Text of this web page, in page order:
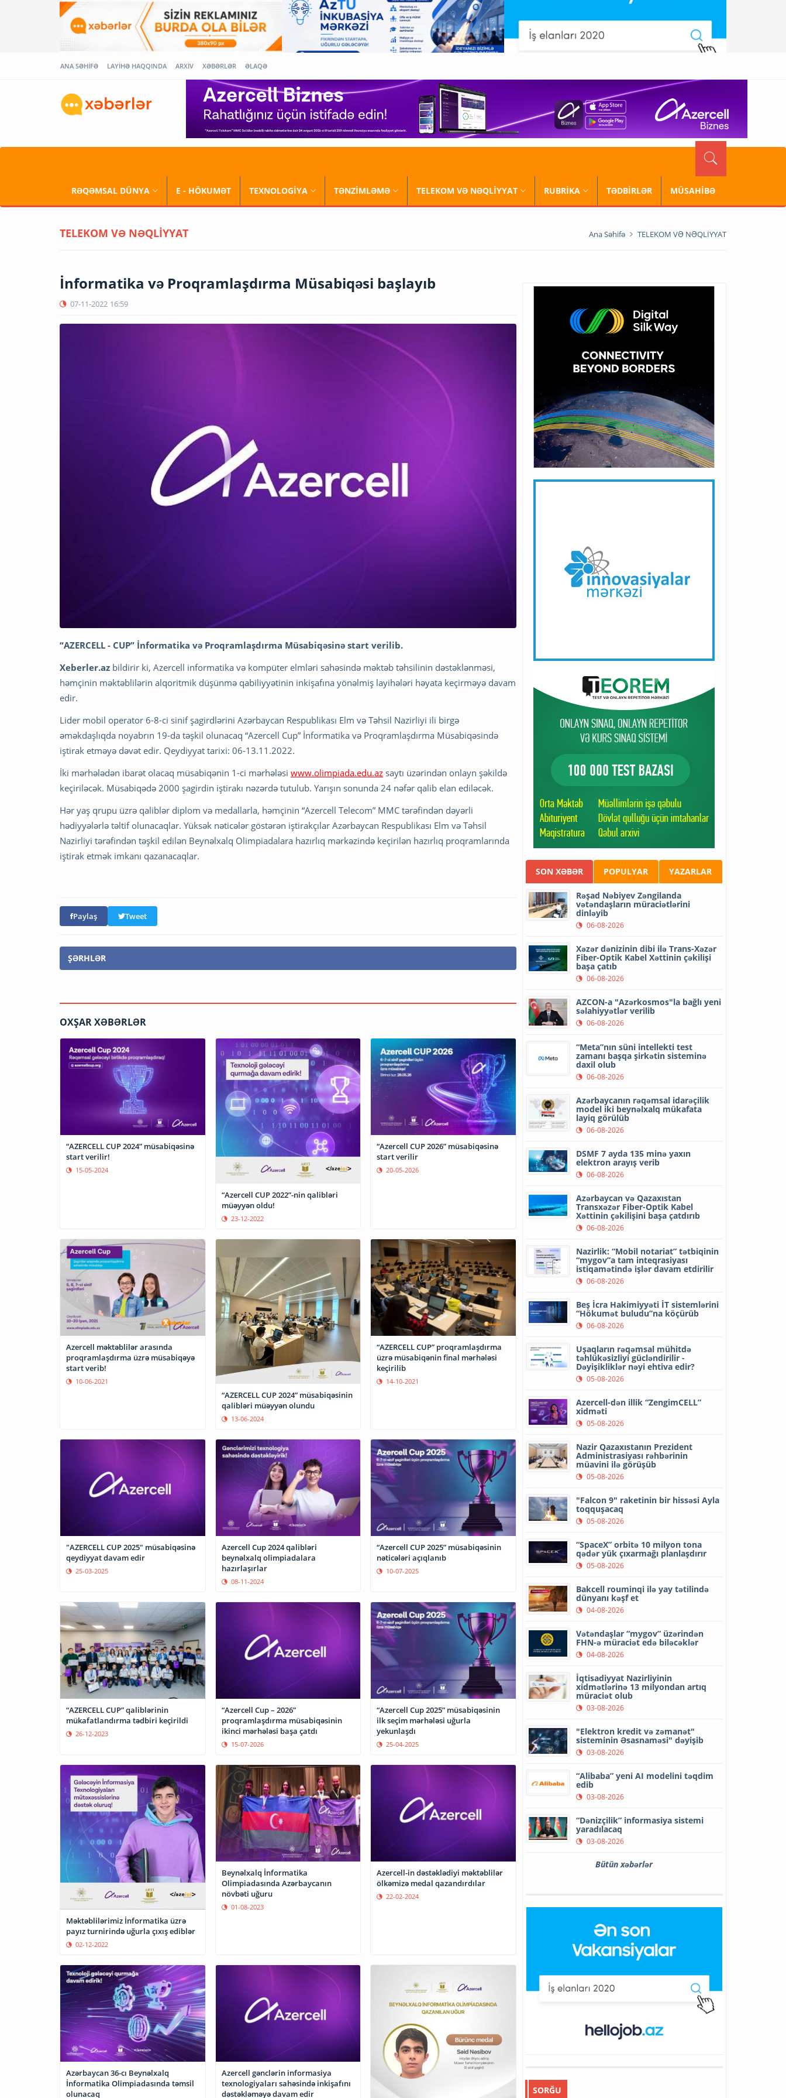
ANA SƏHİFƏ LAYİHƏ HAQQINDA ARXİV XƏBƏRLƏR ƏLAQƏ
RƏQƏMSAL DÜNYA E - HÖKUMƏT TEXNOLOGİYA TƏNZİMLƏMƏ TELEKOM VƏ NƏQLİYYAT RUBRİKA TƏDBİRLƏR MÜSAHİBƏ
TELEKOM VƏ NƏQLİYYAT Ana Səhifə TELEKOM VƏ NƏQLİYYAT
İnformatika və Proqramlaşdırma Müsabiqəsi başlayıb
07-11-2022 16:59
“AZERCELL - CUP” İnformatika və Proqramlaşdırma Müsabiqəsinə start verilib.
Xeberler.az bildirir ki, Azercell informatika və kompüter elmləri sahəsində məktəb təhsilinin dəstəklənməsi,
həmçinin məktəblilərin alqoritmik düşünmə qabiliyyətinin inkişafına yönəlmiş layihələri həyata keçirməyə davam
edir.
Lider mobil operator 6-8-ci sinif şagirdlərini Azərbaycan Respublikası Elm və Təhsil Nazirliyi ili birgə
əməkdaşlıqda noyabrın 19-da təşkil olunacaq “Azercell Cup” İnformatika və Proqramlaşdırma Müsabiqəsində
iştirak etməyə dəvət edir. Qeydiyyat tarixi: 06-13.11.2022.
İki mərhələdən ibarət olacaq müsabiqənin 1-ci mərhələsi www.olimpiada.edu.az saytı üzərindən onlayn şəkildə
keçiriləcək. Müsabiqədə 2000 şagirdin iştirakı nəzərdə tutulub. Yarışın sonunda 24 nəfər qalib elan ediləcək.
Hər yaş qrupu üzrə qaliblər diplom və medallarla, həmçinin “Azercell Telecom” MMC tərəfindən dəyərli
hədiyyələrlə təltif olunacaqlar. Yüksək nəticələr göstərən iştirakçılar Azərbaycan Respublikası Elm və Təhsil
Nazirliyi tərəfindən təşkil edilən Beynəlxalq Olimpiadalara hazırlıq mərkəzində keçirilən hazırlıq proqramlarında
iştirak etmək imkanı qazanacaqlar.
Paylaş Tweet
ŞƏRHLƏR
OXŞAR XƏBƏRLƏR
“AZERCELL CUP 2024” müsabiqəsinə
start verilir!
15-05-2024
“Azercell CUP 2022”-nin qalibləri
müəyyən oldu!
23-12-2022
“Azercell CUP 2026” müsabiqəsinə
start verilir
20-05-2026
Azercell məktəblilər arasında
proqramlaşdırma üzrə müsabiqəyə
start verib!
10-06-2021
“AZERCELL CUP 2024” müsabiqəsinin
qalibləri müəyyən olundu
13-06-2024
“AZERCELL CUP” proqramlaşdırma
üzrə müsabiqənin final mərhələsi
keçirilib
14-10-2021
"AZERCELL CUP 2025" müsabiqəsinə
qeydiyyat davam edir
25-03-2025
Azercell Cup 2024 qalibləri
beynəlxalq olimpiadalara
hazırlaşırlar
08-11-2024
“Azercell CUP 2025” müsabiqəsinin
nəticələri açıqlanıb
10-07-2025
“AZERCELL CUP” qaliblərinin
mükafatlandırma tədbiri keçirildi
26-12-2023
“Azercell Cup – 2026”
proqramlaşdırma müsabiqəsinin
ikinci mərhələsi başa çatdı
15-07-2026
“Azercell Cup 2025” müsabiqəsinin
ilk seçim mərhələsi uğurla
yekunlaşdı
25-04-2025
Məktəblilərimiz İnformatika üzrə
payız turnirində uğurla çıxış ediblər
02-12-2022
Beynəlxalq İnformatika
Olimpiadasında Azərbaycanın
növbəti uğuru
01-08-2023
Azercell-in dəstəklədiyi məktəblilər
ölkəmizə medal qazandırdılar
22-02-2024
Azərbaycan 36-cı Beynəlxalq
İnformatika Olimpiadasında təmsil
olunacaq
Azercell gənclərin informasiya
texnologiyaları sahəsində inkişafını
dəstəkləməyə davam edir
SON XƏBƏR POPULYAR YAZARLAR
Rəşad Nəbiyev Zəngilanda
vətəndaşların müraciətlərini
dinləyib
06-08-2026
Xəzər dənizinin dibi ilə Trans-Xəzər
Fiber-Optik Kabel Xəttinin çəkilişi
başa çatıb
06-08-2026
AZCON-a "Azərkosmos"la bağlı yeni
səlahiyyətlər verilib
06-08-2026
“Meta”nın süni intellekti test
zamanı başqa şirkətin sisteminə
daxil olub
06-08-2026
Azərbaycanın rəqəmsal idarəçilik
model iki beynəlxalq mükafata
layiq görülüb
06-08-2026
DSMF 7 ayda 135 minə yaxın
elektron arayış verib
06-08-2026
Azərbaycan və Qazaxıstan
Transxəzər Fiber-Optik Kabel
Xəttinin çəkilişini başa çatdırıb
06-08-2026
Nazirlik: “Mobil notariat” tətbiqinin
“mygov”a tam inteqrasiyası
istiqamətində işlər davam etdirilir
06-08-2026
Beş İcra Hakimiyyəti İT sistemlərini
“Hökumət buludu”na köçürüb
06-08-2026
Uşaqların rəqəmsal mühitdə
təhlükəsizliyi gücləndirilir -
Dəyişikliklər nəyi ehtiva edir?
05-08-2026
Azercell-dən illik “ZengimCELL”
xidməti
05-08-2026
Nazir Qazaxıstanın Prezident
Administrasiyası rəhbərinin
müavini ilə görüşüb
05-08-2026
"Falcon 9" raketinin bir hissəsi Ayla
toqquşacaq
05-08-2026
“SpaceX” orbitə 10 milyon tona
qədər yük çıxarmağı planlaşdırır
05-08-2026
Bakcell rouminqi ilə yay tətilində
dünyanı kəşf et
04-08-2026
Vətəndaşlar “mygov” üzərindən
FHN-ə müraciət edə biləcəklər
04-08-2026
İqtisadiyyat Nazirliyinin
xidmətlərinə 13 milyondan artıq
müraciət olub
03-08-2026
"Elektron kredit və zəmanət"
sisteminin Əsasnaməsi" dəyişib
03-08-2026
“Alibaba” yeni AI modelini təqdim
edib
03-08-2026
“Dənizçilik” informasiya sistemi
yaradılacaq
03-08-2026
Bütün xəbərlər
SORĞU